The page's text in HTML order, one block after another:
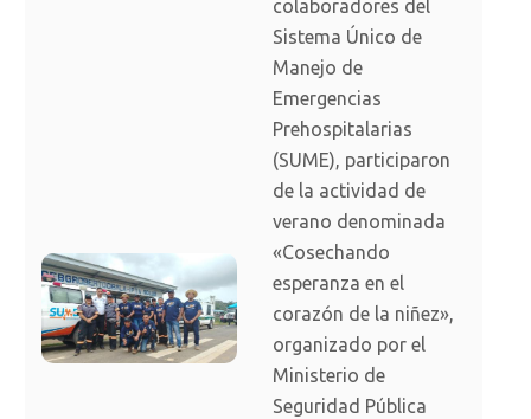
colaboradores del
Sistema Único de
Manejo de
Emergencias
Prehospitalarias
(SUME), participaron
de la actividad de
verano denominada
«Cosechando
esperanza en el
corazón de la niñez»,
organizado por el
Ministerio de
Seguridad Pública